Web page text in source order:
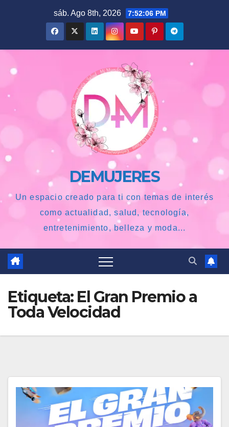
sáb. Ago 8th, 2026 7:52:07 PM
DEMUJERES
Un espacio creado para ti con temas de interés
como actualidad, salud, tecnología,
entretenimiento, belleza y moda...
Etiqueta: El Gran Premio a
Toda Velocidad